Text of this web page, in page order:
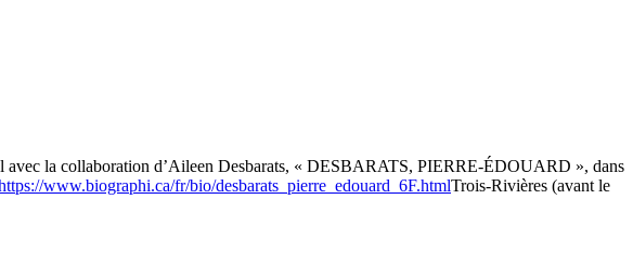
avec la collaboration d’Aileen Desbarats, « DESBARATS, PIERRE-ÉDOUARD », dans
www.biographi.ca/fr/bio/desbarats_pierre_edouard_6F.htmlTrois-Rivières (avant le